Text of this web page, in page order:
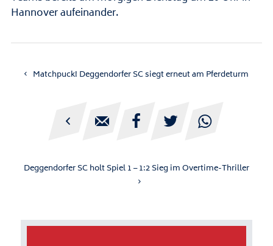
Hannover aufeinander.
Matchpuck! Deggendorfer SC siegt erneut am Pferdeturm
    
Deggendorfer SC holt Spiel 1 – 1:2 Sieg im Overtime-Thriller